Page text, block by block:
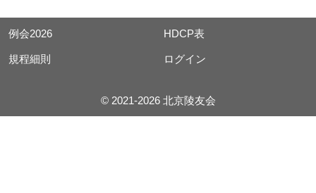
例会2026 HDCP表
規程細則 ログイン
© 2021-2026 北京陵友会